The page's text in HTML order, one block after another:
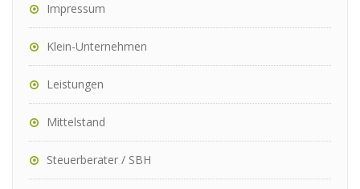
Impressum
Klein-Unternehmen
Leistungen
Mittelstand
Steuerberater / SBH